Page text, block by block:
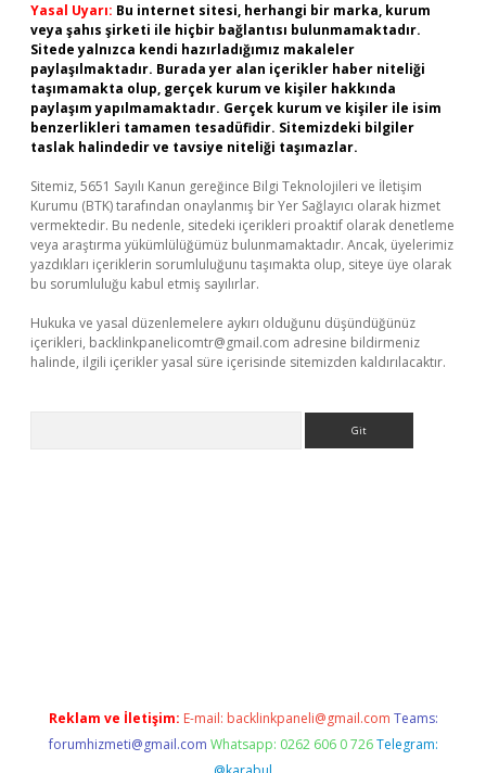
Yasal Uyarı: Bu internet sitesi, herhangi bir marka, kurum
veya şahıs şirketi ile hiçbir bağlantısı bulunmamaktadır.
Sitede yalnızca kendi hazırladığımız makaleler
paylaşılmaktadır. Burada yer alan içerikler haber niteliği
taşımamakta olup, gerçek kurum ve kişiler hakkında
paylaşım yapılmamaktadır. Gerçek kurum ve kişiler ile isim
benzerlikleri tamamen tesadüfidir. Sitemizdeki bilgiler
taslak halindedir ve tavsiye niteliği taşımazlar.
Sitemiz, 5651 Sayılı Kanun gereğince Bilgi Teknolojileri ve İletişim
Kurumu (BTK) tarafından onaylanmış bir Yer Sağlayıcı olarak hizmet
vermektedir. Bu nedenle, sitedeki içerikleri proaktif olarak denetleme
veya araştırma yükümlülüğümüz bulunmamaktadır. Ancak, üyelerimiz
yazdıkları içeriklerin sorumluluğunu taşımakta olup, siteye üye olarak
bu sorumluluğu kabul etmiş sayılırlar.
Hukuka ve yasal düzenlemelere aykırı olduğunu düşündüğünüz
içerikleri, backlinkpanelicomtr@gmail.com adresine bildirmeniz
halinde, ilgili içerikler yasal süre içerisinde sitemizden kaldırılacaktır.
Reklam ve İletişim: E-mail: backlinkpaneli@gmail.com Teams:
forumhizmeti@gmail.com Whatsapp: 0262 606 0 726 Telegram: